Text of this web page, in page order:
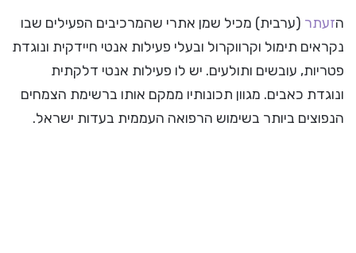
הזעתר (ערבית) מכיל שמן אתרי שהמרכיבים הפעילים שבו
נקראים תימול וקרווקרול ובעלי פעילות אנטי חיידקית ונוגדת
פטריות, עובשים ותולעים. יש לו פעילות אנטי דלקתית
ונוגדת כאבים. מגוון תכונותיו ממקם אותו ברשימת הצמחים
הנפוצים ביותר בשימוש הרפואה העממית בעדות ישראל.